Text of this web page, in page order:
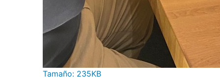
Haga clic aquí para ver la imagen a tamaño
Tamaño: 235KB